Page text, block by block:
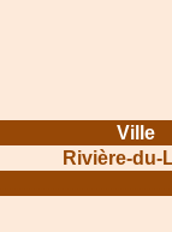
Ville
Rivière-du-